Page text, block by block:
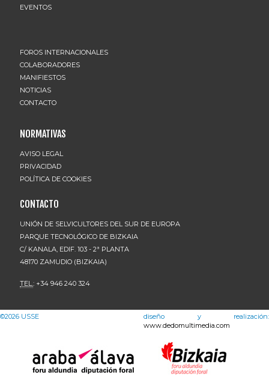
EVENTOS
FOROS INTERNACIONALES
COLABORADORES
MANIFIESTOS
NOTICIAS
CONTACTO
NORMATIVAS
AVISO LEGAL
PRIVACIDAD
POLÍTICA DE COOKIES
CONTACTO
UNIÓN DE SELVICULTORES DEL SUR DE EUROPA
PARQUE TECNOLÓGICO DE BIZKAIA
C/ KANALA, EDIF. 103 - 2ª PLANTA
48170 ZAMUDIO (BIZKAIA)
TEL.: +34 946 240 324
©2026 USSE
diseño y realización:
www.dedomultimedia.com